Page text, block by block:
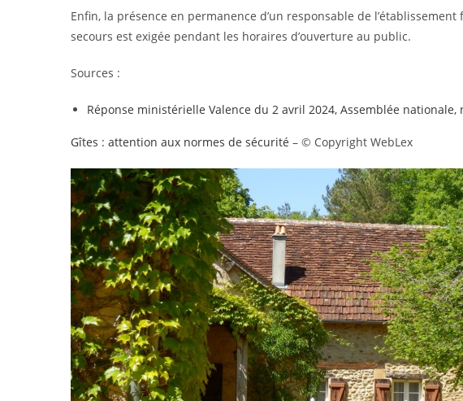
Enfin, la présence en permanence d’un responsable de
secours est exigée pendant les horaires d’ouverture au public.
Sources :
Réponse ministérielle Valence du 2 avril 2024, Assemblée nationale,
Gîtes : attention aux normes de sécurité – © Copyright WebLex